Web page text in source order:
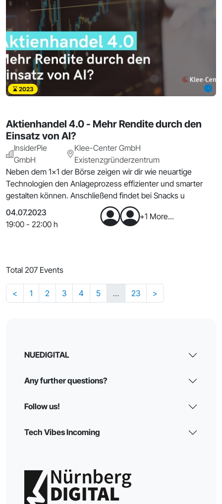
2023
Aktienhandel 4.0 - Mehr Rendite durch den
Einsatz von AI?
InsiderPie
GmbH
Klee-Center GmbH
Existenzgründerzentrum
Neben dem 1x1 der Börse zeigen wir dir wie neuartige
Technologien den Anlageprozess effizienter und smarter
gestalten können. Anschließend findet bei Snacks u
04.07.2023
19:00 - 22:00 h
+1 More...
Total 207 Events
< 1 2 3 4 5 … 23 >
NUEDIGITAL
Any further questions?
Follow us!
Tech Vibes Incoming